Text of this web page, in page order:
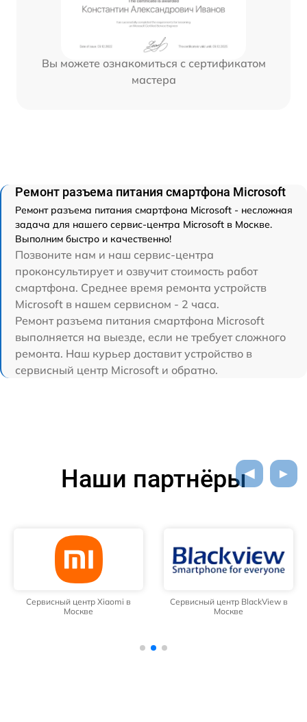
Вы можете ознакомиться с сертификатом
мастера
Ремонт разъема питания смартфона Microsoft
Ремонт разъема питания смартфона Microsoft - несложная
задача для нашего сервис-центра Microsoft в Москве.
Выполним быстро и качественно!
Позвоните нам и наш сервис-центра
проконсультирует и озвучит стоимость работ
смартфона. Среднее время ремонта устройств
Microsoft в нашем сервисном - 2 часа.
Ремонт разъема питания смартфона Microsoft
выполняется на выезде, если не требует сложного
ремонта. Наш курьер доставит устройство в
сервисный центр Microsoft и обратно.
Наши партнёры
Сервисный центр Xiaomi в
Москве
Сервисный центр BlackView в
Москве